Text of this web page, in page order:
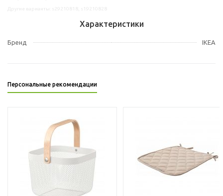
Характеристики
Бренд IKEA
Персональные рекомендации